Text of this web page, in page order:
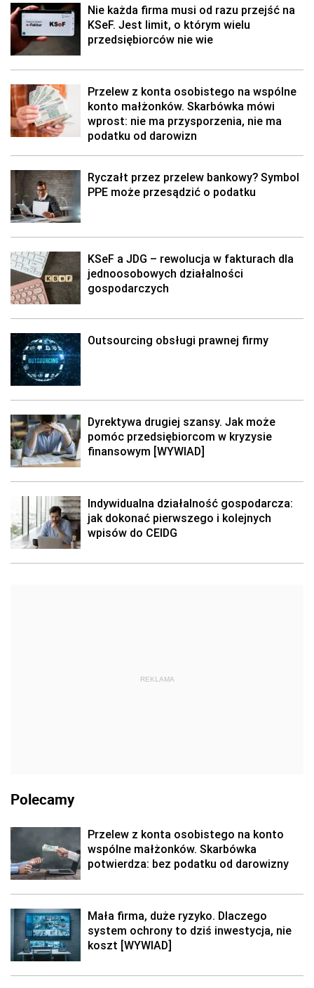
Nie każda firma musi od razu przejść na
KSeF. Jest limit, o którym wielu
przedsiębiorców nie wie
Przelew z konta osobistego na wspólne
konto małżonków. Skarbówka mówi
wprost: nie ma przysporzenia, nie ma
podatku od darowizn
Ryczałt przez przelew bankowy? Symbol
PPE może przesądzić o podatku
KSeF a JDG – rewolucja w fakturach dla
jednoosobowych działalności
gospodarczych
Outsourcing obsługi prawnej firmy
Dyrektywa drugiej szansy. Jak może
pomóc przedsiębiorcom w kryzysie
finansowym [WYWIAD]
Indywidualna działalność gospodarcza:
jak dokonać pierwszego i kolejnych
wpisów do CEIDG
REKLAMA
Polecamy
Przelew z konta osobistego na konto
wspólne małżonków. Skarbówka
potwierdza: bez podatku od darowizny
Mała firma, duże ryzyko. Dlaczego
system ochrony to dziś inwestycja, nie
koszt [WYWIAD]